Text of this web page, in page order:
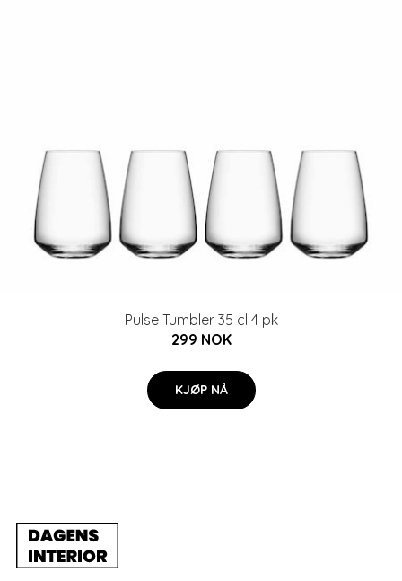
Pulse Tumbler 35 cl 4 pk
299 NOK
KJØP NÅ